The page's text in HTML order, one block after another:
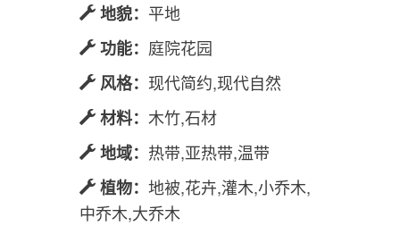
地貌： 平地
功能： 庭院花园
风格： 现代简约,现代自然
材料： 木竹,石材
地域： 热带,亚热带,温带
植物： 地被,花卉,灌木,小乔木,
中乔木,大乔木